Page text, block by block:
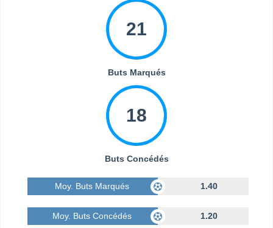
21
Buts Marqués
18
Buts Concédés
Moy. Buts Marqués 1.40
Moy. Buts Concédés 1.20